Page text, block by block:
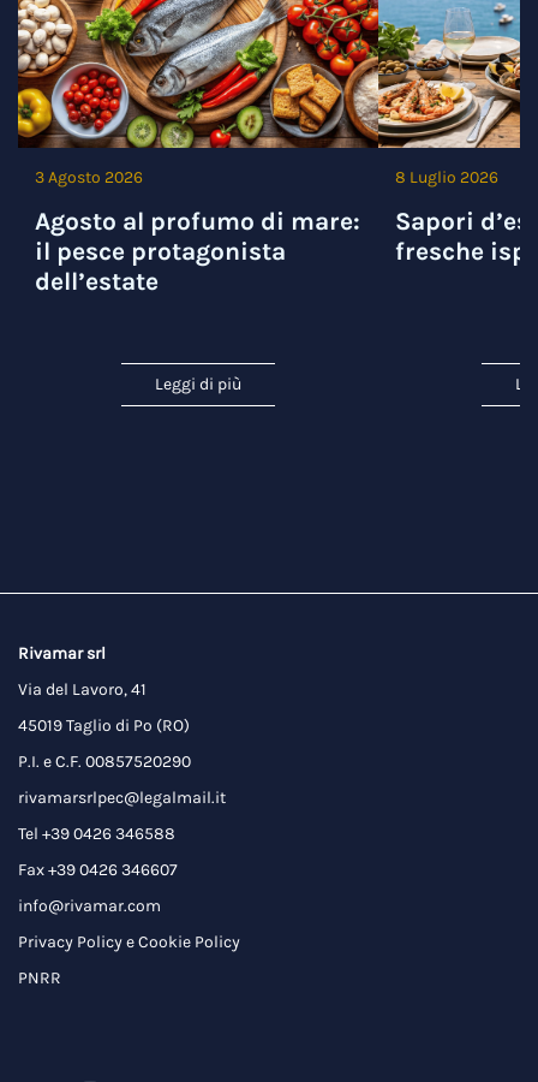
3 Agosto 2026
Agosto al profumo di mare:
il pesce protagonista
dell’estate
Leggi di più
8 Luglio 2026
Sapori
fresche
Rivamar srl
Via del Lavoro, 41
45019 Taglio di Po (RO)
P.I. e C.F. 00857520290
rivamarsrlpec@legalmail.it
Tel +39 0426 346588
Fax +39 0426 346607
info@rivamar.com
Privacy PolicyeCookie Policy
PNRR